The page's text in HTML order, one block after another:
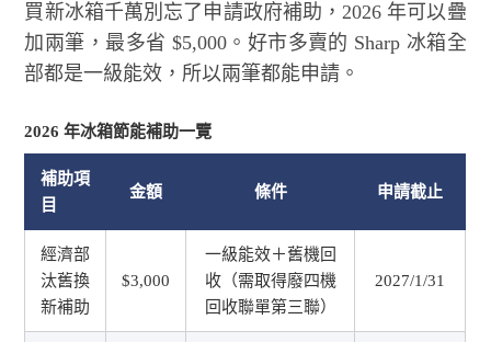
買新冰箱千萬別忘了申請政府補助，2026 年可以疊
加兩筆，最多省 $5,000。好市多賣的 Sharp 冰箱全
部都是一級能效，所以兩筆都能申請。
2026 年冰箱節能補助一覽
補助項
目
金額 條件 申請截止
經濟部
汰舊換
新補助
$3,000
一級能效＋舊機回
收（需取得廢四機
回收聯單第三聯）
2027/1/31